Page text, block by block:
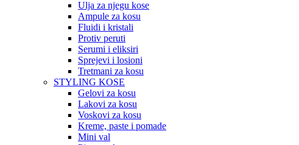
Ulja za njegu kose
Ampule za kosu
Fluidi i kristali
Protiv peruti
Serumi i eliksiri
Sprejevi i losioni
Tretmani za kosu
STYLING KOSE
Gelovi za kosu
Lakovi za kosu
Voskovi za kosu
Kreme, paste i pomade
Mini val